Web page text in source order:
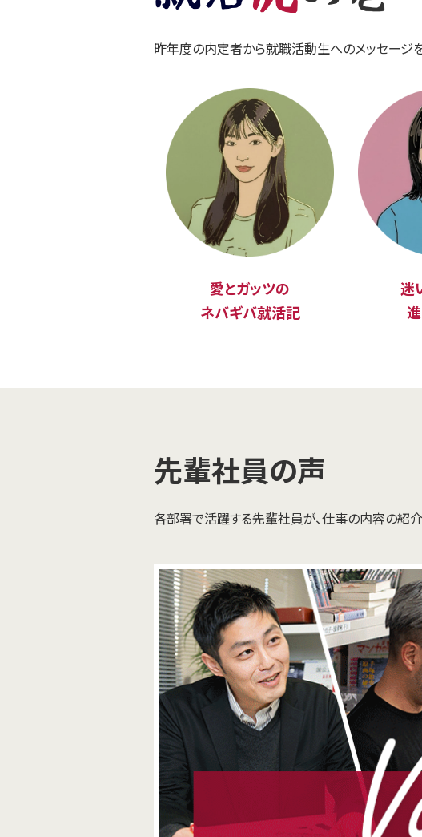
昨年度の内定者から就職活動生へのメッセージ
愛とガッツの
ネバギバ就活記
迷
先輩社員の声
各部署で活躍する先輩社員が、仕事の内容の紹